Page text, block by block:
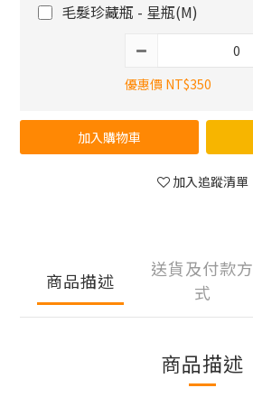
毛髮珍藏瓶 - 星瓶(M)
優惠價 NT$350
加入購物車
加入追蹤清單
商品描述
送貨及付款方
式
商品描述